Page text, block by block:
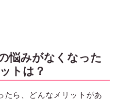
悩みがなくなった
トは？
たら、どんなメリットがあ